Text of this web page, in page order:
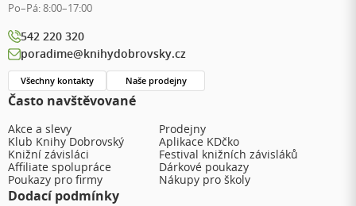
Často navštěvované
Akce a slevy
Prodejny
Klub Knihy Dobrovský
Aplikace KDčko
Knižní závisláci
Festival knižních závisláků
Affiliate spolupráce
Dárkové poukazy
Poukazy pro firmy
Nákupy pro školy
Dodací podmínky
Po–Pá:8:00–17:00
542 220 320
poradime@knihydobrovsky.cz
Všechny kontakty Naše prodejny